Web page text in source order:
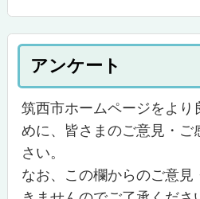
アンケート
筑西市ホームページをより
めに、皆さまのご意見・ご
さい。
なお、この欄からのご意見